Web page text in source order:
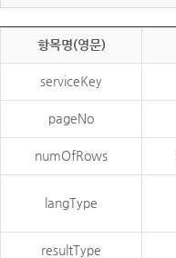
항목명(영문)
serviceKey
pageNo
numOfRows
langType
resultType